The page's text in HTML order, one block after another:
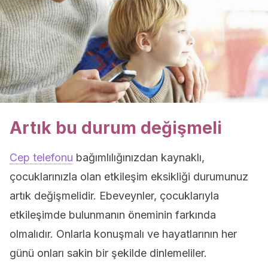
Artık bu durum değişmeli
Cep telefonu bağımlılığınızdan kaynaklı,
çocuklarınızla olan etkileşim eksikliği durumunuz
artık değişmelidir. Ebeveynler, çocuklarıyla
etkileşimde bulunmanın öneminin farkında
olmalıdır. Onlarla konuşmalı ve hayatlarının her
günü onları sakin bir şekilde dinlemeliler.